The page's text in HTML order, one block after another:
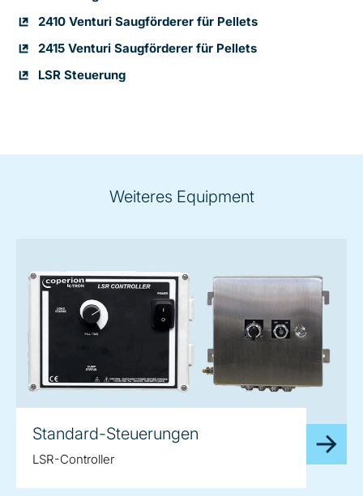
2410 Venturi Saugförderer für Pellets
2415 Venturi Saugförderer für Pellets
LSR Steuerung
Weiteres Equipment
Standard-Steuerungen
LSR-Controller